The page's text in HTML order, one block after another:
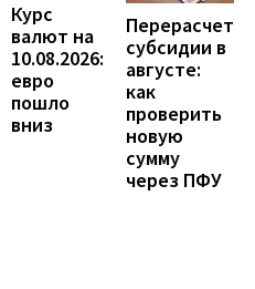
Курс
валют на
10.08.2026:
евро
пошло
вниз
Перерасчет
субсидии в
августе:
как
проверить
новую
сумму
через ПФУ